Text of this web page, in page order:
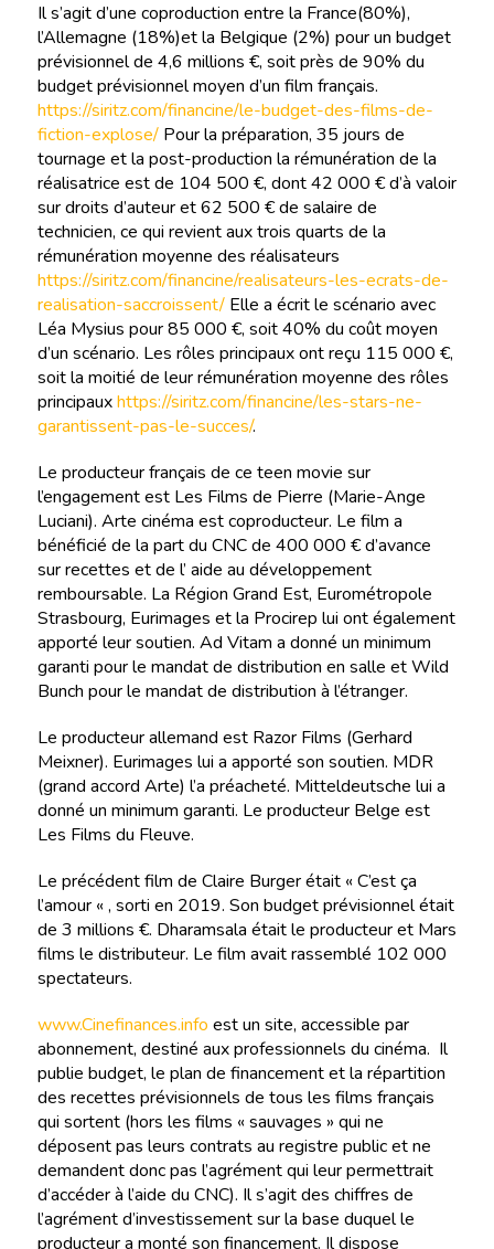
Il s’agit d’une coproduction entre la France(80%),
l’Allemagne (18%)et la Belgique (2%) pour un budget
prévisionnel de 4,6 millions €, soit près de 90% du
budget prévisionnel moyen d’un film français.
https://siritz.com/financine/le-budget-des-films-de-
fiction-explose/Pour la préparation, 35 jours de
tournage et la post-production la rémunération de la
réalisatrice est de 104 500 €, dont 42 000 € d’à valoir
sur droits d’auteur et 62 500 € de salaire de
technicien, ce qui revient aux trois quarts de la
rémunération moyenne des réalisateurs
https://siritz.com/financine/realisateurs-les-ecrats-de-
realisation-saccroissent/Elle a écrit le scénario avec
Léa Mysius pour 85 000 €, soit 40% du coût moyen
d’un scénario. Les rôles principaux ont reçu 115 000 €,
soit la moitié de leur rémunération moyenne des rôles
principauxhttps://siritz.com/financine/les-stars-ne-
garantissent-pas-le-succes/.
Le producteur français de ce teen movie sur
l’engagement est Les Films de Pierre (Marie-Ange
Luciani). Arte cinéma est coproducteur. Le film a
bénéficié de la part du CNC de 400 000 € d’avance
sur recettes et de l’ aide au développement
remboursable. La Région Grand Est, Eurométropole
Strasbourg, Eurimages et la Procirep lui ont également
apporté leur soutien. Ad Vitam a donné un minimum
garanti pour le mandat de distribution en salle et Wild
Bunch pour le mandat de distribution à l’étranger.
Le producteur allemand est Razor Films (Gerhard
Meixner). Eurimages lui a apporté son soutien. MDR
(grand accord Arte) l’a préacheté. Mitteldeutsche lui a
donné un minimum garanti. Le producteur Belge est
Les Films du Fleuve.
Le précédent film de Claire Burger était « C’est ça
l’amour « , sorti en 2019. Son budget prévisionnel était
de 3 millions €. Dharamsala était le producteur et Mars
films le distributeur. Le film avait rassemblé 102 000
spectateurs.
www.Cinefinances.info est un site, accessible par
abonnement, destiné aux professionnels du cinéma. Il
publie budget, le plan de financement et la répartition
des recettes prévisionnels de tous les films français
qui sortent (hors les films « sauvages » qui ne
déposent pas leurs contrats au registre public et ne
demandent donc pas l’agrément qui leur permettrait
d’accéder à l’aide du CNC). Il s’agit des chiffres de
l’agrément d’investissement sur la base duquel le
producteur a monté son financement. Il dispose